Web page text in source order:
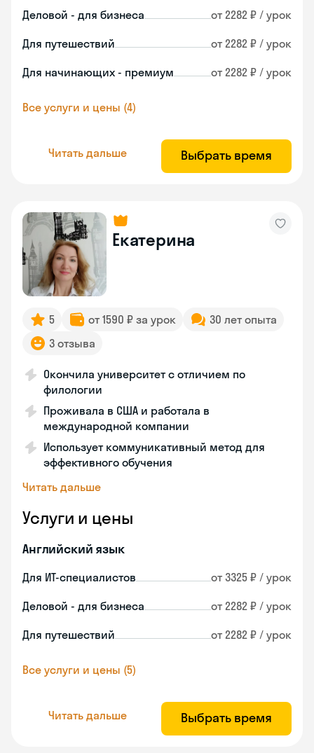
Деловой - для бизнеса от 2282 ₽ / урок
Для путешествий от 2282 ₽ / урок
Для начинающих - премиум от 2282 ₽ / урок
Все услуги и цены (4)
Читать дальше Выбрать время
Екатерина
5 от 1590 ₽ за урок
30 лет опыта
3 отзыва
Окончила университет с отличием по
филологии
Проживала в США и работала в
международной компании
Использует коммуникативный метод для
эффективного обучения
Читать дальше
Услуги и цены
Английский язык
Для ИТ-специалистов от 3325 ₽ / урок
Деловой - для бизнеса от 2282 ₽ / урок
Для путешествий от 2282 ₽ / урок
Все услуги и цены (5)
Читать дальше Выбрать время